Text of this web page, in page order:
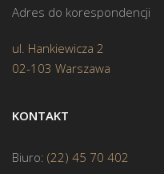
Adres do korespondencji
ul. Hankiewicza 2
02-103 Warszawa
KONTAKT
Biuro: (22) 45 70 402